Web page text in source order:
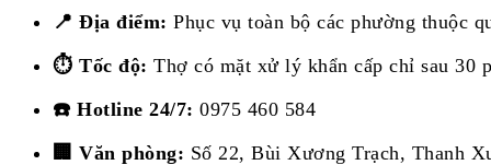
📍 Địa điểm: Phục vụ toàn bộ các phường thuộc
⏱️ Tốc độ: Thợ có mặt xử lý khẩn cấp chỉ sau 30
☎️ Hotline 24/7: 0975 460 584
🏢 Văn phòng: Số 22, Bùi Xương Trạch, Thanh